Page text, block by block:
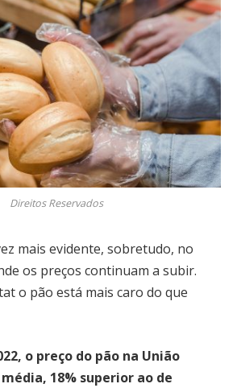
Direitos Reservados
mais evidente, sobretudo, no
os preços continuam a subir.
o pão está mais caro do que
o preço do pão na União
18% superior ao de